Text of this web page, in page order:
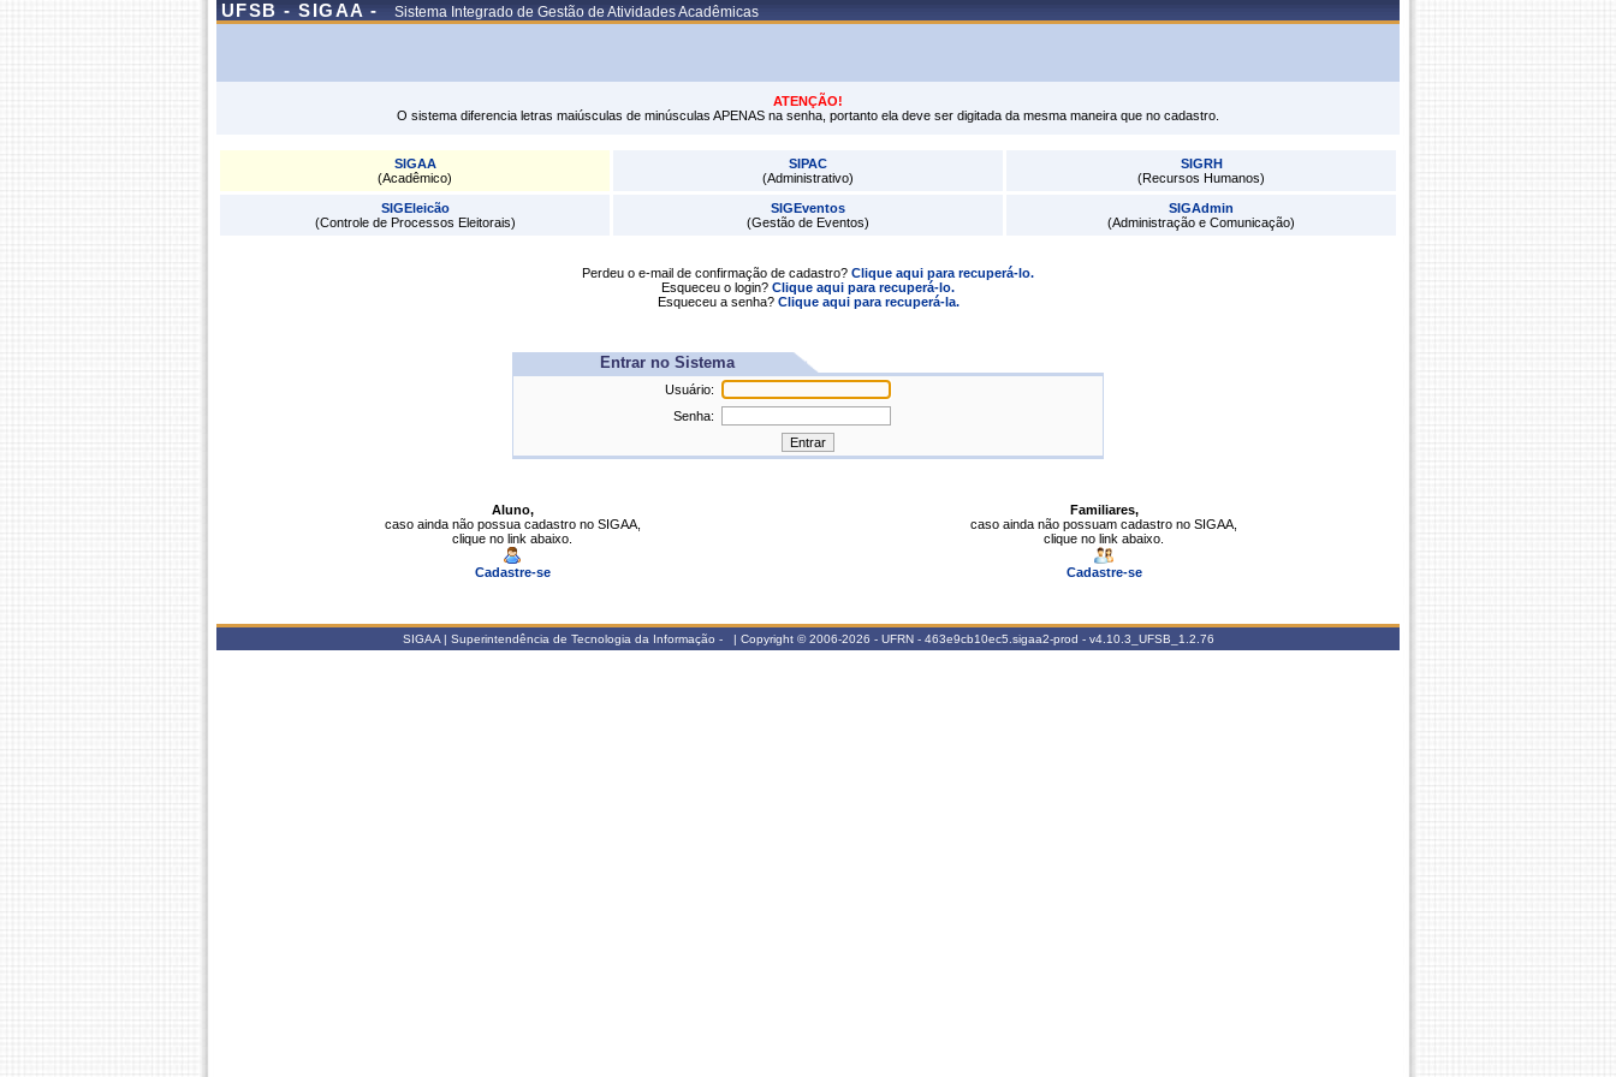
UFSB - SIGAA - Sistema Integrado de Gestão de Atividades Acadêmicas
ATENÇÃO!
O sistema diferencia letras maiúsculas de minúsculas APENAS na senha, portanto ela deve ser digitada da mesma maneira que no cadastro.
SIGAA
(Acadêmico)
SIPAC
(Administrativo)
SIGRH
(Recursos Humanos)
SIGEleicão
(Controle de Processos Eleitorais)
SIGEventos
(Gestão de Eventos)
SIGAdmin
(Administração e Comunicação)
Perdeu o e-mail de confirmação de cadastro? Clique aqui para recuperá-lo.
Esqueceu o login? Clique aqui para recuperá-lo.
Esqueceu a senha? Clique aqui para recuperá-la.
Entrar no Sistema
Usuário:
Senha:
Aluno,
caso ainda não possua cadastro no SIGAA,
clique no link abaixo.
Cadastre-se
Familiares,
caso ainda não possuam cadastro no SIGAA,
clique no link abaixo.
Cadastre-se
SIGAA | Superintendência de Tecnologia da Informação - | Copyright © 2006-2026 - UFRN - 463e9cb10ec5.sigaa2-prod - v4.10.3_UFSB_1.2.76